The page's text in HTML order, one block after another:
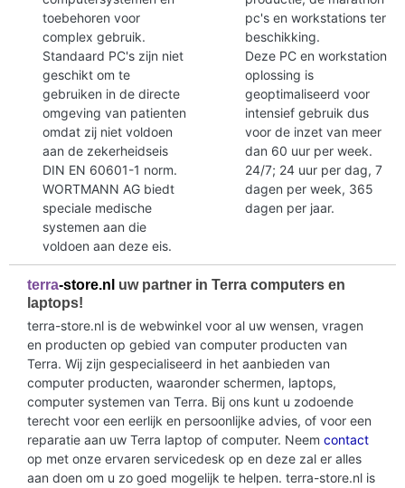
toebehoren voor
complex gebruik.
Standaard PC's zijn niet
geschikt om te
gebruiken in de directe
omgeving van patienten
omdat zij niet voldoen
aan de zekerheidseis
DIN EN 60601-1 norm.
WORTMANN AG biedt
speciale medische
systemen aan die
voldoen aan deze eis.
pc's en workstations ter
beschikking.
Deze PC en workstation
oplossing is
geoptimaliseerd voor
intensief gebruik dus
voor de inzet van meer
dan 60 uur per week.
24/7; 24 uur per dag, 7
dagen per week, 365
dagen per jaar.
terra-store.nl uw partner in Terra computers en
laptops!
terra-store.nl is de webwinkel voor al uw wensen, vragen
en producten op gebied van computer producten van
Terra. Wij zijn gespecialiseerd in het aanbieden van
computer producten, waaronder schermen, laptops,
computer systemen van Terra. Bij ons kunt u zodoende
terecht voor een eerlijk en persoonlijke advies, of voor een
reparatie aan uw Terra laptop of computer. Neem contact
op met onze ervaren servicedesk op en deze zal er alles
aan doen om u zo goed mogelijk te helpen. terra-store.nl is